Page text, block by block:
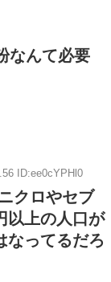
なんて必要
ID:ee0cYPHl0
クロやセブ
以上の人口が
なってるだろ